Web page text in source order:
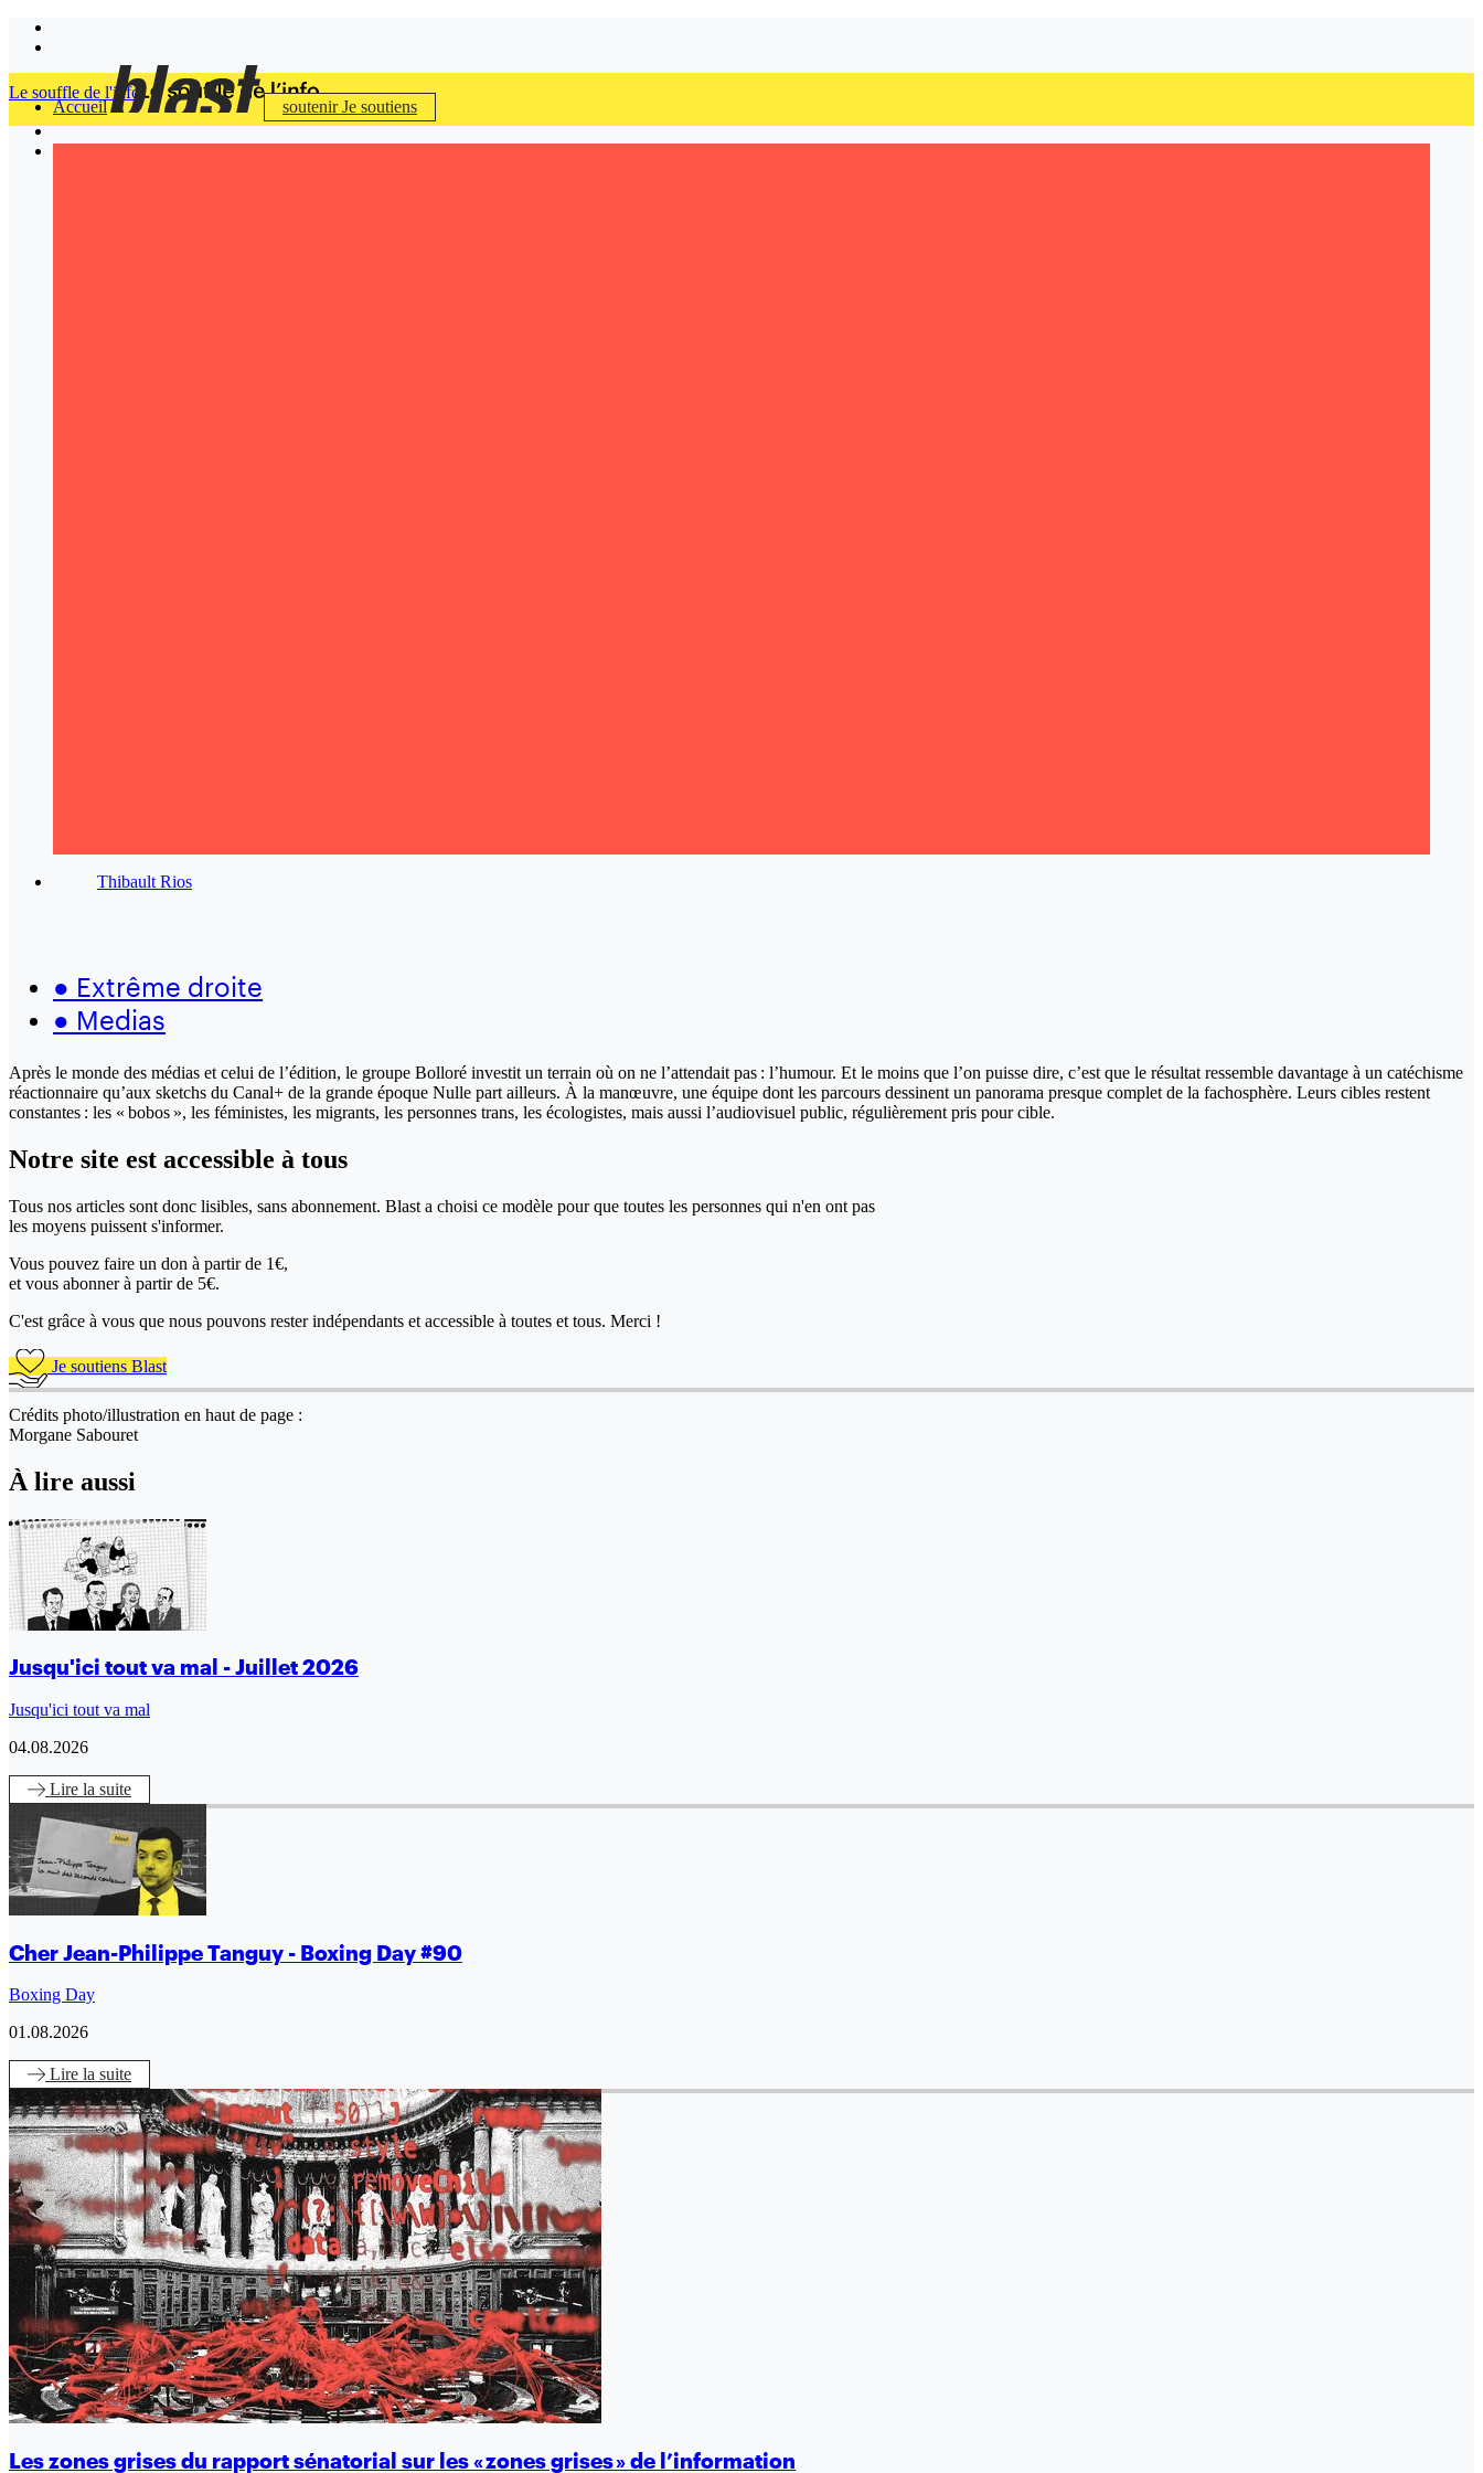
Accueil soutenirJe soutiens
Le souffle de l'info
Thibault Rios
● Extrême droite
● Medias
Après le monde des médias et celui de l’édition, le groupe Bolloré investit un terrain où on ne l’attendait pas : l’humour. Et le moins que l’on puisse dire, c’est que le résultat ressemble davantage à un catéchisme
réactionnaire qu’aux sketchs du Canal+ de la grande époque Nulle part ailleurs. À la manœuvre, une équipe dont les parcours dessinent un panorama presque complet de la fachosphère. Leurs cibles restent
constantes : les « bobos », les féministes, les migrants, les personnes trans, les écologistes, mais aussi l’audiovisuel public, régulièrement pris pour cible.
Notre site est accessible à tous
Tous nos articles sont donc lisibles, sans abonnement. Blast a choisi ce modèle pour que toutes les personnes qui n'en ont pas
les moyens puissent s'informer.
Vous pouvez faire un don à partir de 1€,
et vous abonner à partir de 5€.
C'est grâce à vous que nous pouvons rester indépendants et accessible à toutes et tous. Merci !
Je soutiens Blast
Crédits photo/illustration en haut de page :
Morgane Sabouret
À lire aussi
Jusqu'ici tout va mal - Juillet 2026
Jusqu'ici tout va mal
04.08.2026
Lire la suite
Cher Jean-Philippe Tanguy - Boxing Day #90
Boxing Day
01.08.2026
Lire la suite
Les zones grises du rapport sénatorial sur les « zones grises » de l’information